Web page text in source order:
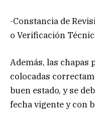
-Constancia de
o Verificación
Además, las chapas
colocadas
buen estado, y se
fecha vigente y con